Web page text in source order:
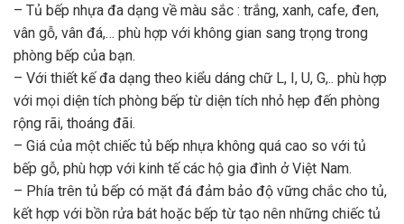
– Tủ bếp nhựa đa dạng về màu sắc : trắng, xanh, cafe, đen,
vân gỗ, vân đá,… phù hợp với không gian sang trọng trong
phòng bếp của bạn.
– Với thiết kế đa dạng theo kiểu dáng chữ L, I, U, G,.. phù hợp
với mọi diện tích phòng bếp từ diện tích nhỏ hẹp đến phòng
rộng rãi, thoáng đãi.
– Giá của một chiếc tủ bếp nhựa không quá cao so với tủ
bếp gỗ, phù hợp với kinh tế các hộ gia đình ở Việt Nam.
– Phía trên tủ bếp có mặt đá đảm bảo độ vững chắc cho tủ,
kết hợp với bồn rửa bát hoặc bếp từ tạo nên những chiếc tủ